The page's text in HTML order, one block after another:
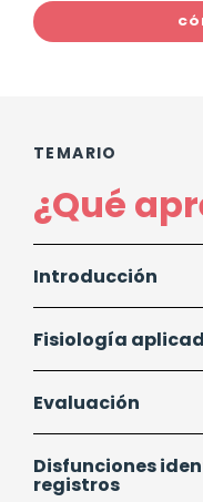
TEMARIO
¿Qué
Introducción
Fisiología
Evaluación
Disfunciones
registros